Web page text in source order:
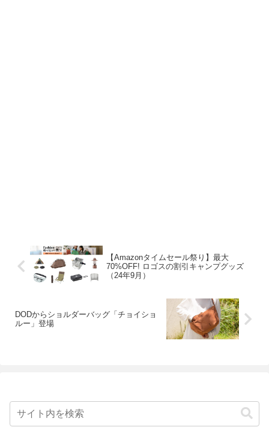
【Amazonタイムセール祭り】最大
70%OFF! ロゴスの割引キャンプグッズ
（24年9月）
DODからショルダーバッグ「チョイショ
ルー」登場